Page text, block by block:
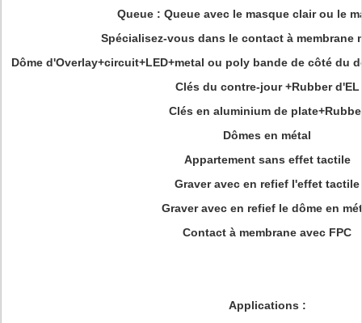
Queue : Queue avec le masque clair ou le
Spécialisez-vous dans le contact à membrane
Dôme d'Overlay+circuit+LED+metal ou poly bande de côté du
Clés du contre-jour +Rubber d'EL
Clés en aluminium de
Dômes en métal
Appartement sans effet tactile
Graver avec en refief l'effet tactile
Graver avec en refief le dôme en
Contact à membrane avec FPC
Applications :